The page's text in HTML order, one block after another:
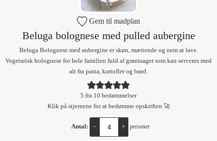
Gem til madplan
Beluga bolognese med pulled aubergine
Beluga Bolognese med aubergine er skøn, mættende og nem at lave.
Vegetarisk bolognese for hele familien fuld af grøntsager som kan serveres med
alt fra pasta, kartofler og brød.
5 fra 10 bedømmelser
Klik på stjernene for at bedømme opskriften 🚀
Antal: – + personer